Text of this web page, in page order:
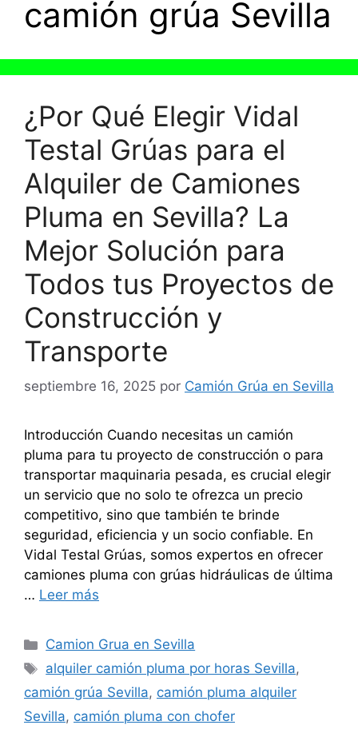
camión grúa Sevilla
¿Por Qué Elegir Vidal
Testal Grúas para el
Alquiler de Camiones
Pluma en Sevilla? La
Mejor Solución para
Todos tus Proyectos de
Construcción y
Transporte
septiembre 16, 2025 por Camión Grúa en Sevilla
Introducción Cuando necesitas un camión
pluma para tu proyecto de construcción o para
transportar maquinaria pesada, es crucial elegir
un servicio que no solo te ofrezca un precio
competitivo, sino que también te brinde
seguridad, eficiencia y un socio confiable. En
Vidal Testal Grúas, somos expertos en ofrecer
camiones pluma con grúas hidráulicas de última
… Leer más
Categorías
Camion Grua en Sevilla
Etiquetas
alquiler camión pluma por horas Sevilla,
camión grúa Sevilla, camión pluma alquiler
Sevilla, camión pluma con chofer